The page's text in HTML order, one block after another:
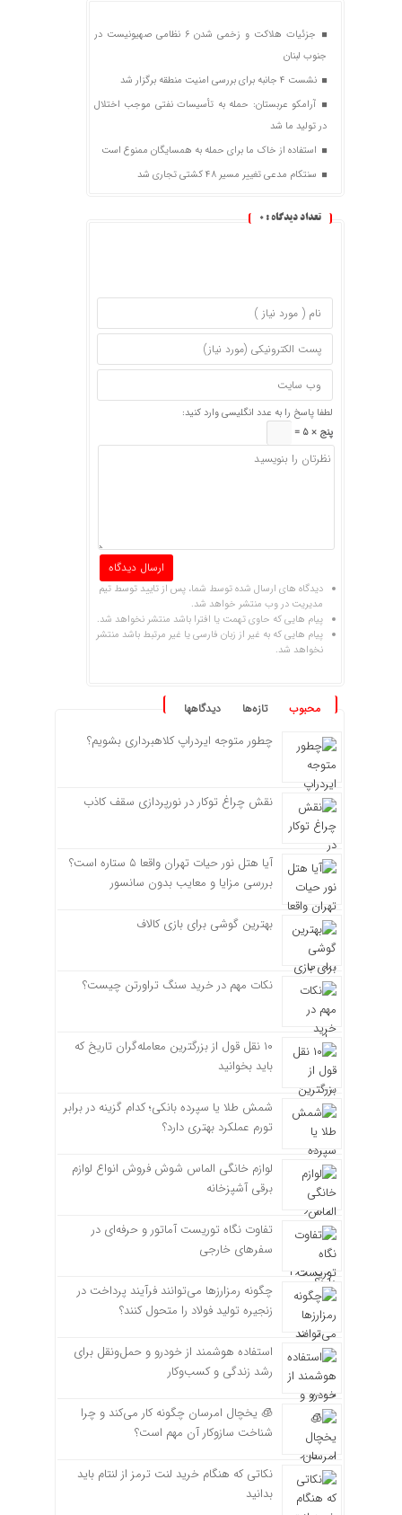
جزئیات هلاکت و زخمی شدن ۶ نظامی صهیونیست در
جنوب لبنان
نشست ۴ جانبه برای بررسی امنیت منطقه برگزار شد
آرامکو عربستان: حمله به تأسیسات نفتی موجب اختلال
در تولید ما شد
استفاده از خاک ما برای حمله به همسایگان ممنوع است
سنتکام مدعی تغییر مسیر ۴۸ کشتی تجاری شد
تعداد دیدگاه : 0
لطفا پاسخ را به عدد انگلیسی وارد کنید:
پنج × 5 =
دیدگاه های ارسال شده توسط شما، پس از تایید توسط تیم
مدیریت در وب منتشر خواهد شد.
پیام هایی که حاوی تهمت یا افترا باشد منتشر نخواهد شد.
پیام هایی که به غیر از زبان فارسی یا غیر مرتبط باشد منتشر
نخواهد شد.
محبوب تازه‌ها دیدگاهها
چطور متوجه ایردراپ کلاهبرداری بشویم؟
نقش چراغ توکار در نورپردازی سقف کاذب
آیا هتل نور حیات تهران واقعا ۵ ستاره است؟
بررسی مزایا و معایب بدون سانسور
بهترین گوشی برای بازی کالاف
نکات مهم در خرید سنگ تراورتن چیست؟
۱۰ نقل قول از بزرگترین معامله‌گران تاریخ که
باید بخوانید
شمش طلا یا سپرده بانکی؛ کدام گزینه در برابر
تورم عملکرد بهتری دارد؟
لوازم خانگی الماس شوش فروش انواع لوازم
برقی آشپزخانه
تفاوت نگاه توریست آماتور و حرفه‌ای در
سفرهای خارجی
چگونه رمزارزها می‌توانند فرآیند پرداخت در
زنجیره تولید فولاد را متحول کنند؟
استفاده هوشمند از خودرو و حمل‌ونقل برای
رشد زندگی و کسب‌وکار
🧊 یخچال امرسان چگونه کار می‌کند و چرا
شناخت سازوکار آن مهم است؟
نکاتی که هنگام خرید لنت ترمز از لنتام باید
بدانید